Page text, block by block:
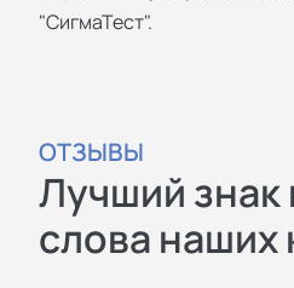
"СигмаТест".
ОТЗЫВЫ
Лучший знак
слова наших